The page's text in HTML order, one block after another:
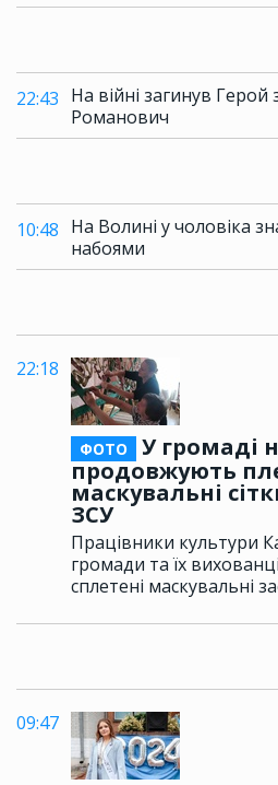
22:43 На війні загинув
Романович
10:48 На Волині у чоловіка
набоями
22:18
ФОТО
У громаді
продовжують
маскувальні
ЗСУ
Працівники культури
громади та їх
сплетені маскувальні
09:47